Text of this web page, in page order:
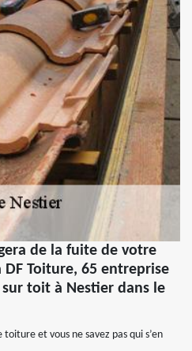
de la fuite de votre
Toiture, 65 entreprise
toit à Nestier dans le
et vous ne savez pas qui s’en